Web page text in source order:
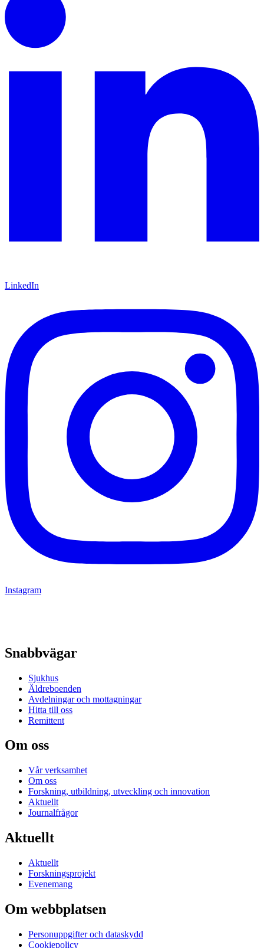
LinkedIn
Instagram
Snabbvägar
Sjukhus
Äldreboenden
Avdelningar och mottagningar
Hitta till oss
Remittent
Om oss
Vår verksamhet
Om oss
Forskning, utbildning, utveckling och innovation
Aktuellt
Journalfrågor
Aktuellt
Aktuellt
Forskningsprojekt
Evenemang
Om webbplatsen
Personuppgifter och dataskydd
Cookiepolicy